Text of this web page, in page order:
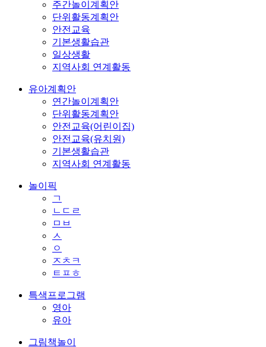
주간놀이계획안
단위활동계획안
안전교육
기본생활습관
일상생활
지역사회 연계활동
유아계획안
연간놀이계획안
단위활동계획안
안전교육(어린이집)
안전교육(유치원)
기본생활습관
지역사회 연계활동
놀이픽
ㄱ
ㄴㄷㄹ
ㅁㅂ
ㅅ
ㅇ
ㅈㅊㅋ
ㅌㅍㅎ
특색프로그램
영아
유아
그림책놀이